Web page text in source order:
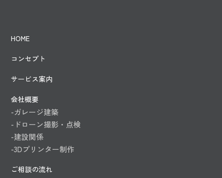
HOME
コンセプト
サービス案内
会社概要
-ガレージ建築
-ドローン撮影・点検
-建設関係
-3Dプリンター制作
ご相談の流れ